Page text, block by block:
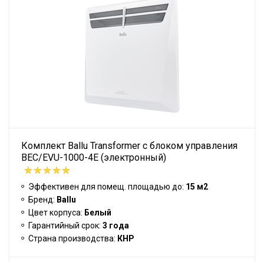
Комплект Ballu Transformer с блоком управления
BEC/EVU-1000-4E (электронный)
Эффективен для помещ. площадью до: 15 м2
Бренд: Ballu
Цвет корпуса: Белый
Гарантийный срок: 3 года
Страна производства: КНР